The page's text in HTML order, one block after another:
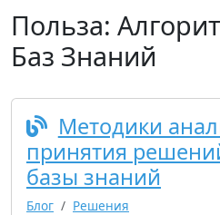
Польза:
Баз Знаний
Методики
принятия
базы знаний
Блог
Решения